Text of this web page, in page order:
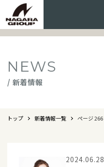
NEWS
/ 新着情報
トップ 新着情報一覧 ページ 266
2024.06.28